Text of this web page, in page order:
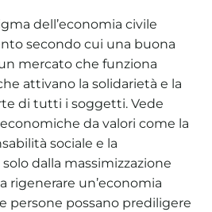
dell’economia civile
secondo cui una buona
mercato che funziona
attivano la solidarietà e la
di tutti i soggetti. Vede
da valori come la
sociale e la
dalla massimizzazione
rigenerare un’economia
persone possano prediligere